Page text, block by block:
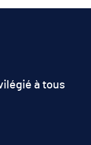
à tous